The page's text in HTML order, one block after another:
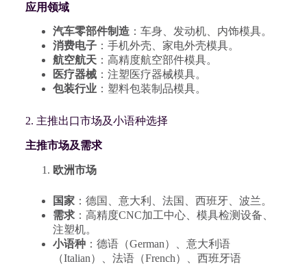
应用领域
汽车零部件制造：车身、发动机、内饰模具。
消费电子：手机外壳、家电外壳模具。
航空航天：高精度航空部件模具。
医疗器械：注塑医疗器械模具。
包装行业：塑料包装制品模具。
2. 主推出口市场及小语种选择
主推市场及需求
欧洲市场
国家：德国、意大利、法国、西班牙、波兰。
需求：高精度CNC加工中心、模具检测设备、
注塑机。
小语种：德语（German）、意大利语
（Italian）、法语（French）、西班牙语